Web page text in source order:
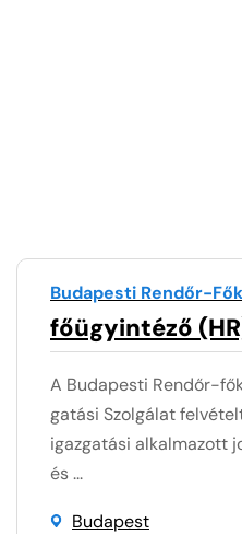
Budapesti Rendőr-
főügyintéző
A Budapesti Rendőr-
gatási Szolgálat
igazgatási alkalmazott
és ...
Budapest